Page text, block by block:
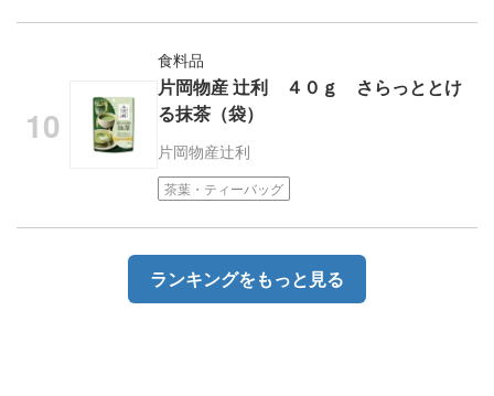
食料品
片岡物産 辻利 ４０ｇ さらっととけ
る抹茶（袋）
片岡物産辻利
茶葉・ティーバッグ
ランキングをもっと見る